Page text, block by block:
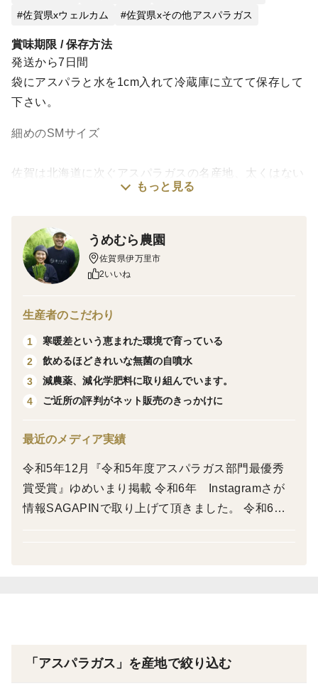
佐賀県xウェルカム
佐賀県xその他アスパラガス
賞味期限 / 保存方法
発送から7日間
袋にアスパラと水を1cm入れて冷蔵庫に立てて保存して
下さい。
細めのSMサイズ
佐賀は北海道に次ぐアスパラガスの名産地、太くはない
けど味は野菜のプロの保証付き！
商品の特徴
佐賀県伊万里市大川町、八幡岳のふもとは昼夜の寒暖差
が激しく野菜や果物がおいしく育つ環境です。またこの
アスパラガスの他と違うところは、川や雨水ではなく、
自然の力で濾過された湧水（自噴水）で育っています。
な水です。土づくりにも地元特産品である伊万里牛の堆
肥をふんだんに使用し、微生物の力でふかふかの土が出
来あがります。
2024年9月ホテルオークラJRハウステンボスで行われた
井川総料理長による西九州美食会にてうめむら農園のア
スパラガスが紹介されました。
順でつけて、揚げて、お好み焼きソースをかけて食べま
もっと見る
うめむら農園
佐賀県伊万里市
2いいね
生産者のこだわり
1
寒暖差という恵まれた環境で育っている
2
飲めるほどきれいな無菌の自噴水
3
減農薬、減化学肥料に取り組んでいます。
4
ご近所の評判がネット販売のきっかけに
最近のメディア実績
令和5年12月『令和5年度アスパラガス部門最優秀
賞受賞』ゆめいまり掲載 令和6年 Instagramさが
情報SAGAPINで取り上げて頂きました。 令和6年9
「アスパラガス」を産地で絞り込む